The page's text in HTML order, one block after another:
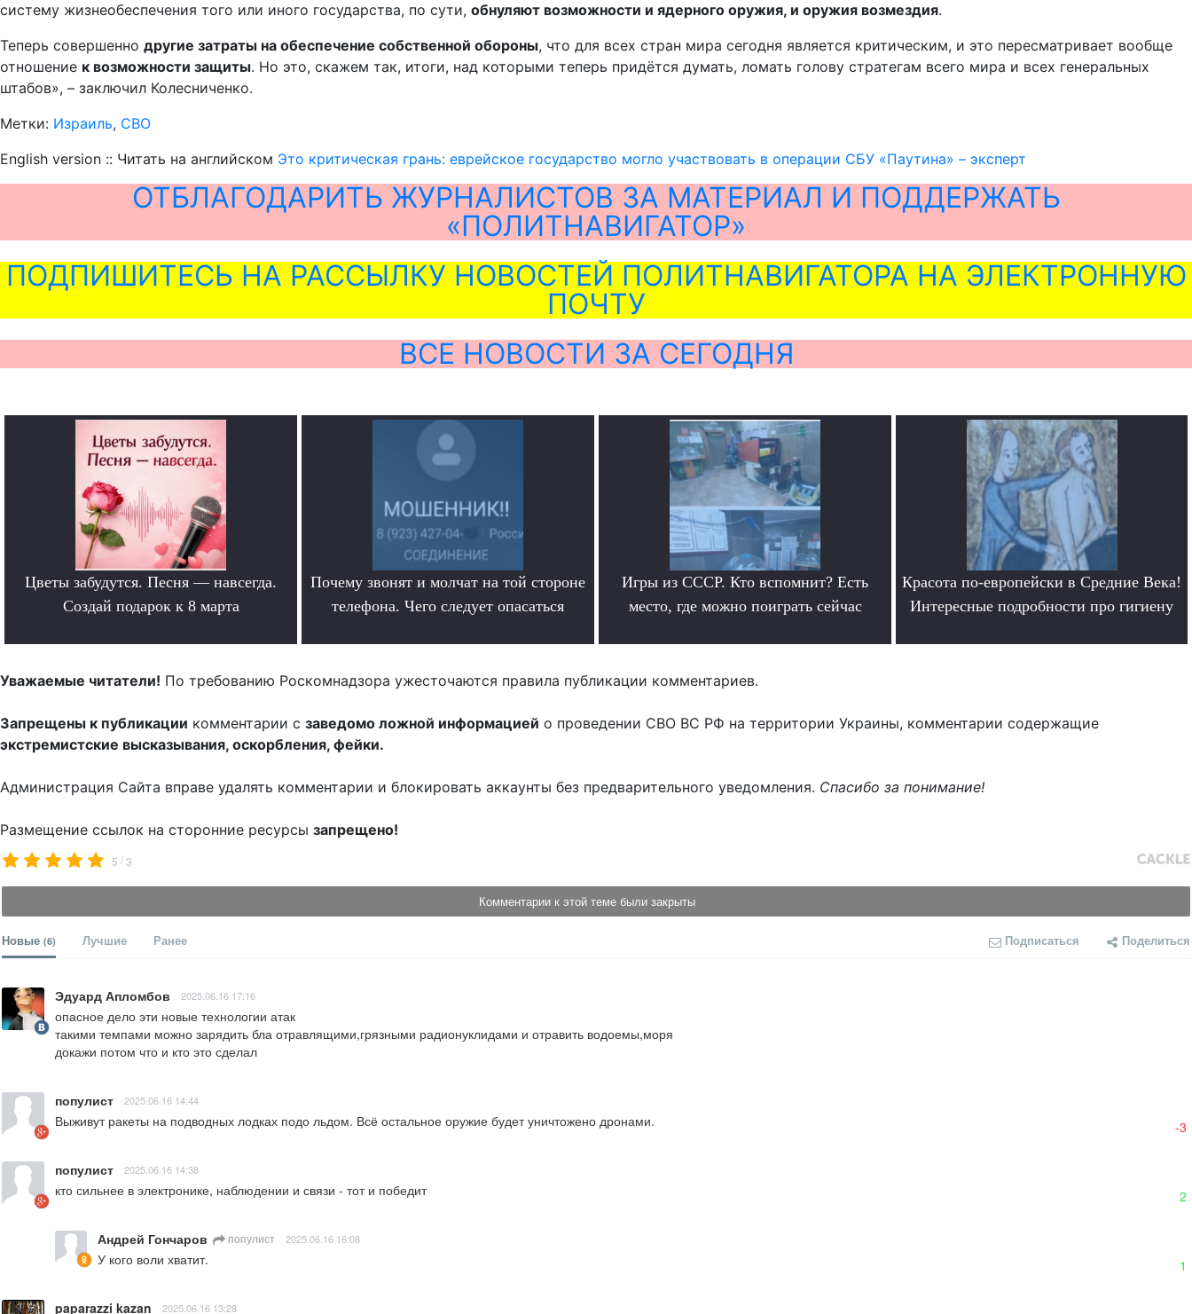
систему жизнеобеспечения того или иного государства, по сути, обнуляют возможности и ядерного оружия, и оружия возмездия.
Теперь совершенно другие затраты на обеспечение собственной обороны, что для всех стран мира сегодня является критическим, и это пересматривает вообще
отношение к возможности защиты. Но это, скажем так, итоги, над которыми теперь придётся думать, ломать голову стратегам всего мира и всех генеральных
штабов», – заключил Колесниченко.
Метки: Израиль, СВО
English version :: Читать на английском Это критическая грань: еврейское государство могло участвовать в операции СБУ «Паутина» – эксперт
ОТБЛАГОДАРИТЬ ЖУРНАЛИСТОВ ЗА МАТЕРИАЛ И ПОДДЕРЖАТЬ
«ПОЛИТНАВИГАТОР»
ПОДПИШИТЕСЬ НА РАССЫЛКУ НОВОСТЕЙ ПОЛИТНАВИГАТОРА НА ЭЛЕКТРОННУЮ
ПОЧТУ
ВСЕ НОВОСТИ ЗА СЕГОДНЯ
Цветы забудутся. Песня — навсегда.
Создай подарок к 8 марта
Почему звонят и молчат на той стороне
телефона. Чего следует опасаться
Игры из СССР. Кто вспомнит? Есть
место, где можно поиграть сейчас
Красота по-европейски в Средние Века!
Интересные подробности про гигиену
Уважаемые читатели! По требованию Роскомнадзора ужесточаются правила публикации комментариев.
Запрещены к публикации комментарии с заведомо ложной информацией о проведении СВО ВС РФ на территории Украины, комментарии содержащие
экстремистские высказывания, оскорбления, фейки.
Администрация Сайта вправе удалять комментарии и блокировать аккаунты без предварительного уведомления. Спасибо за понимание!
Размещение ссылок на сторонние ресурсы запрещено!
5 /3
Комментарии к этой теме были закрыты
Новые (6) Лучшие Ранее Подписаться Поделиться
Эдуард Апломбов 2025.06.16 17:16
опасное дело эти новые технологии атак
такими темпами можно зарядить бла отравлящими,грязными радионуклидами и отравить водоемы,моря
докажи потом что и кто это сделал
популист 2025.06.16 14:44
Выживут ракеты на подводных лодках подо льдом. Всё остальное оружие будет уничтожено дронами. -3
популист 2025.06.16 14:38
кто сильнее в электронике, наблюдении и связи - тот и победит 2
Андрей Гончаров популист 2025.06.16 16:08
У кого воли хватит. 1
paparazzi kazan 2025.06.16 13:28